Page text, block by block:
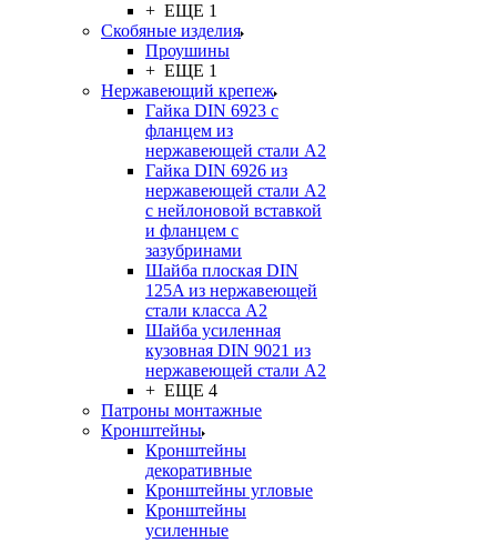
+ ЕЩЕ 1
Скобяные изделия
Проушины
+ ЕЩЕ 1
Нержавеющий крепеж
Гайка DIN 6923 с
фланцем из
нержавеющей стали А2
Гайка DIN 6926 из
нержавеющей стали А2
с нейлоновой вставкой
и фланцем с
зазубринами
Шайба плоская DIN
125A из нержавеющей
стали класса A2
Шайба усиленная
кузовная DIN 9021 из
нержавеющей стали А2
+ ЕЩЕ 4
Патроны монтажные
Кронштейны
Кронштейны
декоративные
Кронштейны угловые
Кронштейны
усиленные